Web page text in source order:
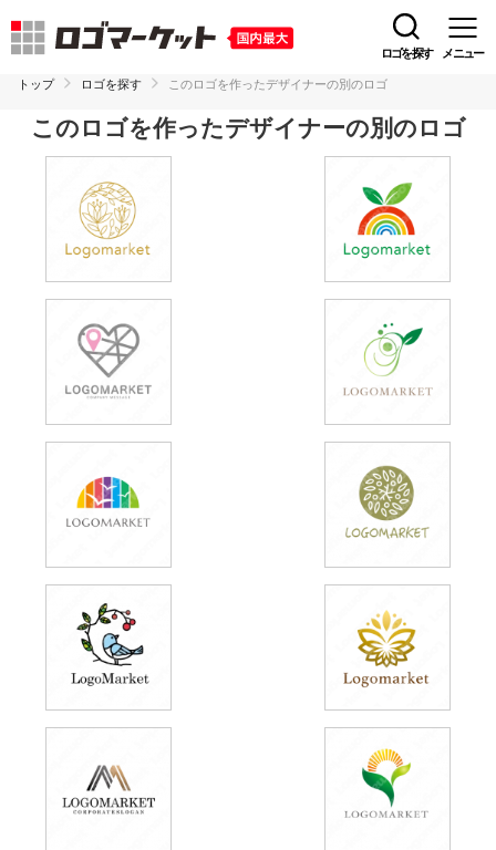
ロゴを探す メニュー
トップ ロゴを探す このロゴを作ったデザイナーの別のロゴ
このロゴを作ったデザイナーの別のロゴ